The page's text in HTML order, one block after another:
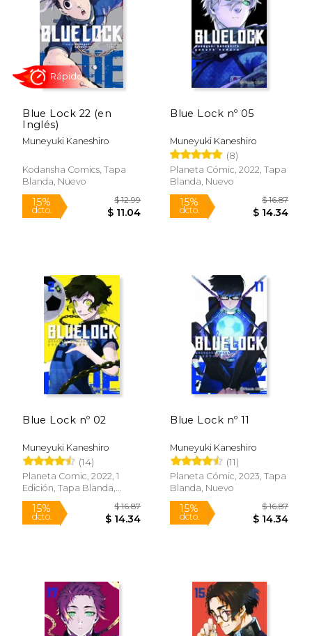
dcto. $ 19.54
15%
dcto. $
Rápido
Blue Lock 22 (en
Inglés)
Muneyuki Kaneshiro
Kodansha Comics, Tapa
Blanda, Nuevo
15%
dcto. $ 11.04
Rápido
Blue Lock nº 05
Muneyuki Kaneshiro
(8)
Planeta Cómic, 2022, Tapa
Blanda, Nuevo
15%
dcto. $
Blue Lock nº 02
Muneyuki Kaneshiro
(14)
Planeta Comic, 2022, 1
Edición, Tapa Blanda,
Nuevo
Blue Lock nº 11
Muneyuki Kaneshiro
(11)
Planeta Cómic, 2023, Tapa
Blanda, Nuevo